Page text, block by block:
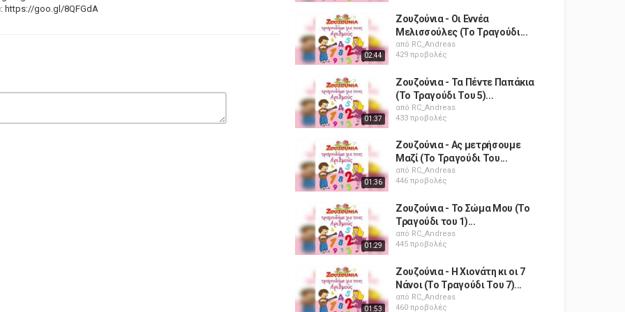
https://goo.gl/8QFGdA
02:44
Ζουζούνια - Οι Εννέα
Μελισσούλες (Το Τραγούδι...
από RC_Andreas
429 προβολές
01:37
Ζουζούνια - Τα Πέντε Παπάκια
(Το Τραγούδι Του 5)...
από RC_Andreas
433 προβολές
01:36
Ζουζούνια - Ας μετρήσουμε
Μαζί (Το Τραγούδι Του...
από RC_Andreas
446 προβολές
01:29
Ζουζούνια - Το Σώμα Μου (Το
Τραγούδι του 1)...
από RC_Andreas
445 προβολές
01:53
Ζουζούνια - Η Χιονάτη κι οι 7
Νάνοι (Το Τραγούδι Του 7)...
από RC_Andreas
460 προβολές